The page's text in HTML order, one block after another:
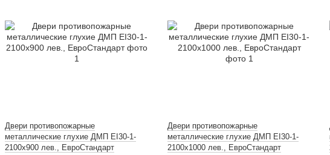
Двери противопожарные
металлические глухие ДМП ЕІ30-1-
2100х900 лев., ЕвроСтандарт
Двери противопожарные
металлические глухие ДМП ЕІ30-1-
2100х1000 лев., ЕвроСтандарт